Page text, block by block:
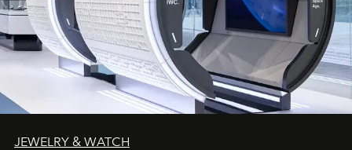
JEWELRY & WATCH